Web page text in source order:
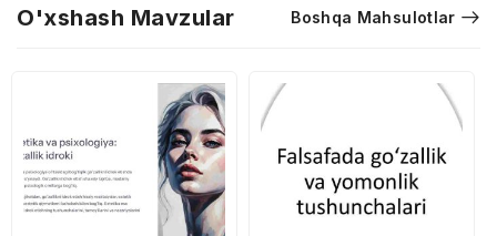
O'xshash Mavzular Boshqa Mahsulotlar